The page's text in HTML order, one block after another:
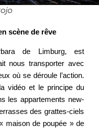
scène de rêve
de Limburg, est
nous transporter avec
où se déroule l’action.
vidéo et le principe du
les appartements new-
des grattes-ciels
maison de poupée » de